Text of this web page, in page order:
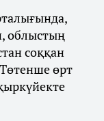
облыстың
соққан
өрт